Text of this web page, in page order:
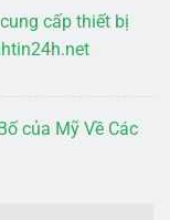
cấp thiết bị
của Mỹ Về Các